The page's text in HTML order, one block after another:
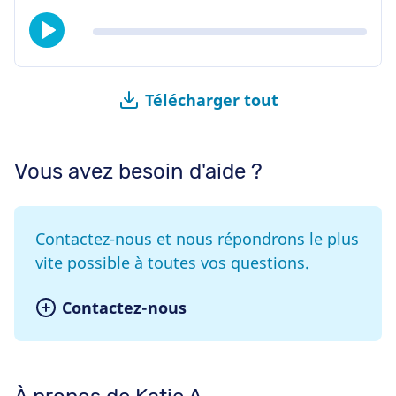
Télécharger tout
Vous avez besoin d'aide ?
Contactez-nous et nous répondrons le plus
vite possible à toutes vos questions.
Contactez-nous